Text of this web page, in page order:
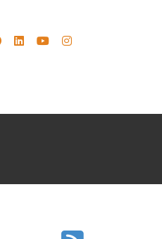
facebook
linkedinyoutubeinstagram